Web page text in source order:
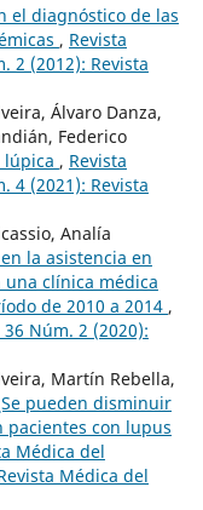
el diagnóstico de las
, Revista
2 (2012): Revista
Álvaro Danza,
Federico
, Revista
4 (2021): Revista
Analía
la asistencia en
clínica médica
de 2010 a 2014 ,
Núm. 2 (2020):
Martín Rebella,
pueden disminuir
pacientes con lupus
Médica del
Médica del